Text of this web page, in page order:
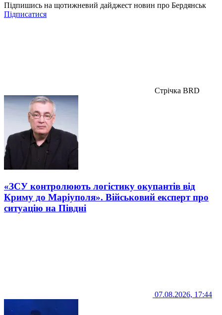
Підпишись на щотижневий дайджест новин про Бердянськ
Підписатися
Стрічка BRD
«ЗСУ контролюють логістику окупантів від
Криму до Маріуполя». Військовий експерт про
ситуацію на Півдні
07.08.2026, 17:44